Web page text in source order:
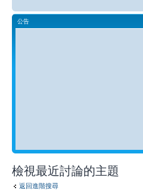
公告
檢視最近討論的主題
返回進階搜尋